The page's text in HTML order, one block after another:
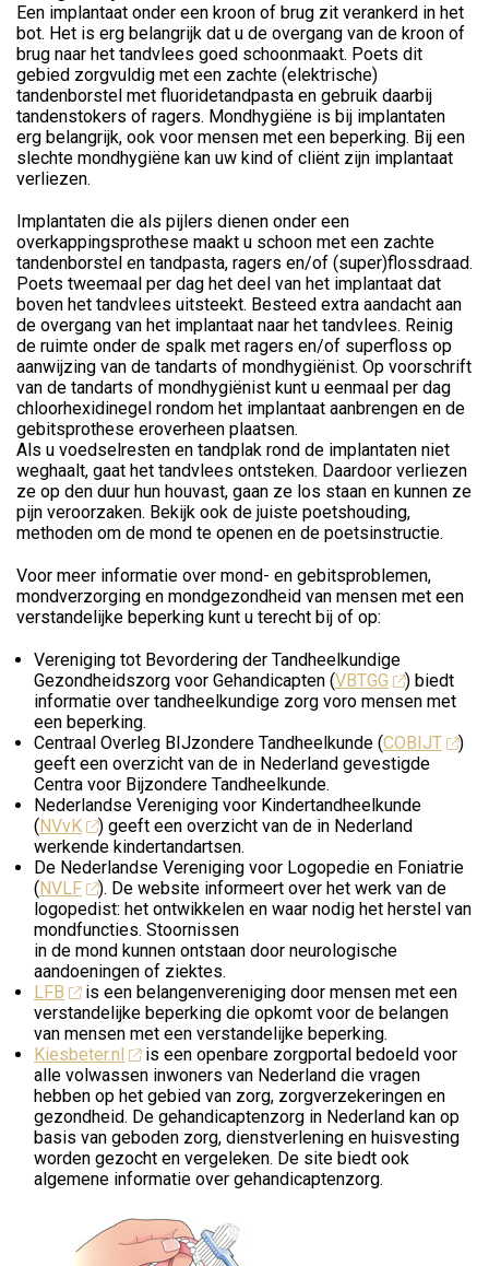
Een implantaat onder een kroon of brug zit verankerd in het
bot. Het is erg belangrijk dat u de overgang van de kroon of
brug naar het tandvlees goed schoonmaakt. Poets dit
gebied zorgvuldig met een zachte (elektrische)
tandenborstel met fluoridetandpasta en gebruik daarbij
tandenstokers of ragers. Mondhygiëne is bij implantaten
erg belangrijk, ook voor mensen met een beperking. Bij een
slechte mondhygiëne kan uw kind of cliënt zijn implantaat
verliezen.
Implantaten die als pijlers dienen onder een
overkappingsprothese maakt u schoon met een zachte
tandenborstel en tandpasta, ragers en/of (super)flossdraad.
Poets tweemaal per dag het deel van het implantaat dat
boven het tandvlees uitsteekt. Besteed extra aandacht aan
de overgang van het implantaat naar het tandvlees. Reinig
de ruimte onder de spalk met ragers en/of superfloss op
aanwijzing van de tandarts of mondhygiënist. Op voorschrift
van de tandarts of mondhygiënist kunt u eenmaal per dag
chloorhexidinegel rondom het implantaat aanbrengen en de
gebitsprothese eroverheen plaatsen.
Als u voedselresten en tandplak rond de implantaten niet
weghaalt, gaat het tandvlees ontsteken. Daardoor verliezen
ze op den duur hun houvast, gaan ze los staan en kunnen ze
pijn veroorzaken. Bekijk ook de juiste poetshouding,
methoden om de mond te openen en de poetsinstructie.
Voor meer informatie over mond- en gebitsproblemen,
mondverzorging en mondgezondheid van mensen met een
verstandelijke beperking kunt u terecht bij of op:
Vereniging tot Bevordering der Tandheelkundige
Gezondheidszorg voor Gehandicapten (VBTGG
) biedt
informatie over tandheelkundige zorg voro mensen met
een beperking.
Centraal Overleg BIJzondere Tandheelkunde (COBIJT
)
geeft een overzicht van de in Nederland gevestigde
Centra voor Bijzondere Tandheelkunde.
Nederlandse Vereniging voor Kindertandheelkunde
(NVvK
) geeft een overzicht van de in Nederland
werkende kindertandartsen.
De Nederlandse Vereniging voor Logopedie en Foniatrie
(NVLF
). De website informeert over het werk van de
logopedist: het ontwikkelen en waar nodig het herstel van
mondfuncties. Stoornissen
in de mond kunnen ontstaan door neurologische
aandoeningen of ziektes.
LFB
is een belangenvereniging door mensen met een
verstandelijke beperking die opkomt voor de belangen
van mensen met een verstandelijke beperking.
Kiesbeter.nl
is een openbare zorgportal bedoeld voor
alle volwassen inwoners van Nederland die vragen
hebben op het gebied van zorg, zorgverzekeringen en
gezondheid. De gehandicaptenzorg in Nederland kan op
basis van geboden zorg, dienstverlening en huisvesting
worden gezocht en vergeleken. De site biedt ook
algemene informatie over gehandicaptenzorg.